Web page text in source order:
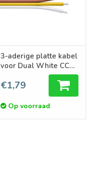
3-aderige platte kabel
voor Dual White CCT
€1,79
Op voorraad